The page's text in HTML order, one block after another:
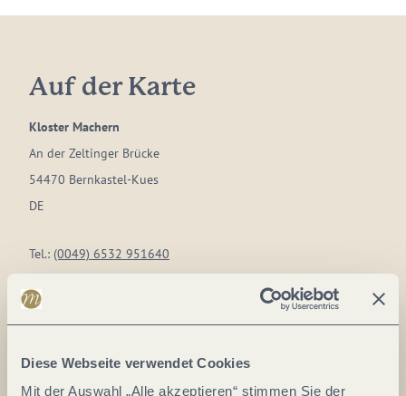
Diese Webseite verwendet Cookies
Mit der Auswahl „Alle akzeptieren“ stimmen Sie der
Auf der Karte
Kloster Machern
An der Zeltinger Brücke
54470 Bernkastel-Kues
DE
Tel.: (0049) 6532 951640
E-Mail: